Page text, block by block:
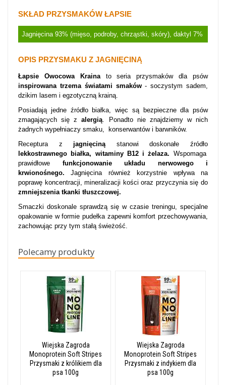
SKŁAD PRZYSMAKÓW ŁAPSIE
Jagnięcina 93% (mięso, podroby, chrząstki, skóry), daktyl 7%
OPIS PRZYSMAKU Z JAGNIĘCINĄ
Łapsie Owocowa Krainato seria przysmaków dla psów
inspirowana trzema światami smaków- soczystym sadem,
dzikim lasem i egzotyczną krainą.
Posiadają jedne źródło białka, więc są bezpieczne dla psów
zmagających się zalergią. Ponadto nie znajdziemy w nich
żadnych wypełniaczy smaku, konserwantów i barwników.
Receptura z jagnięcinąstanowi doskonałe źródło
lekkostrawnego białka, witaminy B12 i żelaza. Wspomaga
prawidłowe funkcjonowanie układu nerwowego i
krwionośnego. Jagnięcina również korzystnie wpływa na
poprawę koncentracji, mineralizacji kości oraz przyczynia się do
zmniejszenia tkanki tłuszczowej.
Smaczki doskonale sprawdzą się w czasie treningu, specjalne
opakowanie w formie pudełka zapewni komfort przechowywania,
zachowując przy tym stałą świeżość.
Polecamy produkty
Wiejska Zagroda
Monoprotein Soft Stripes
Przysmaki z królikiem dla
psa 100g
Wiejska Zagroda
Monoprotein Soft Stripes
Przysmaki z indykiem dla
psa 100g